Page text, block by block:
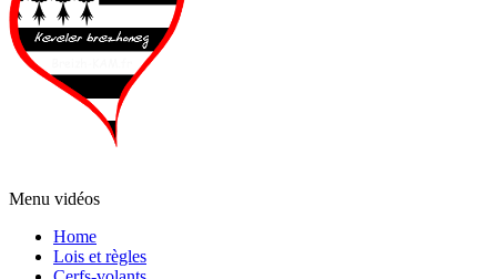
Menu vidéos
Home
Lois et règles